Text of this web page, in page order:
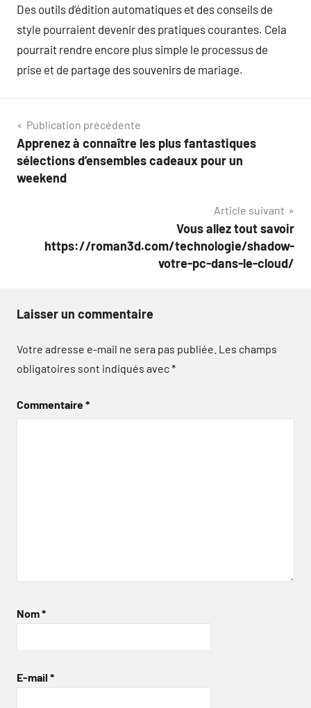
Des outils d’édition automatiques et des conseils de
style pourraient devenir des pratiques courantes. Cela
pourrait rendre encore plus simple le processus de
prise et de partage des souvenirs de mariage.
Navigation
de
l’article
Publication précédente
Apprenez à connaître les plus fantastiques
sélections d’ensembles cadeaux pour un
weekend
Article suivant
Vous allez tout savoir
https://roman3d.com/technologie/shadow-
votre-pc-dans-le-cloud/
Laisser un commentaire
Votre adresse e-mail ne sera pas publiée. Les champs
obligatoires sont indiqués avec*
Commentaire*
Nom*
E-mail *